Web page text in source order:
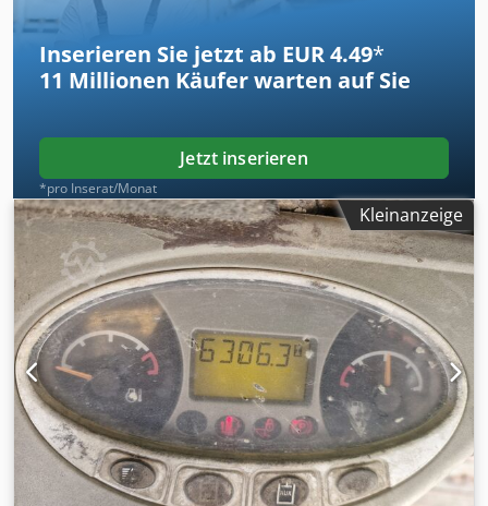
Machinery, um weitere Informationen zu erhalten. Hoeflon
TC 1 mit Drehteller * 2019 * Akkubetrieben * 360°-
Drehteller * Fernbedienung * Einhandbedienung *
Tragkraft: 1200 kg * Eigengewicht: 500 kg
Inserieren Sie jetzt ab EUR 4.49*
11 Millionen Käufer warten auf Sie
Jetzt inserieren
*pro Inserat/Monat
Kleinanzeige